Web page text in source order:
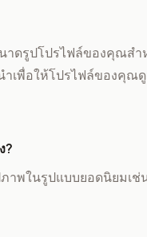
ดรูปโปรไฟล์ของคุณสำ
เพื่อให้โปรไฟล์ของคุณ
?
พในรูปแบบยอดนิยมเช่น